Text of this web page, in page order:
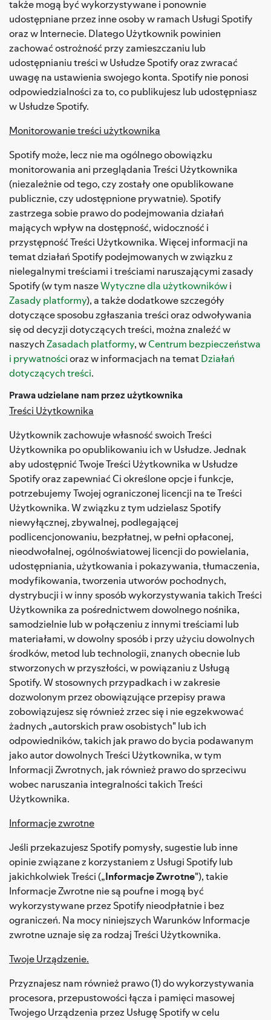
także mogą być wykorzystywane i ponownie
udostępniane przez inne osoby w ramach Usługi Spotify
oraz w Internecie. Dlatego Użytkownik powinien
zachować ostrożność przy zamieszczaniu lub
udostępnianiu treści w Usłudze Spotify oraz zwracać
uwagę na ustawienia swojego konta. Spotify nie ponosi
odpowiedzialności za to, co publikujesz lub udostępniasz
w Usłudze Spotify.
Monitorowanie treści użytkownika
Spotify może, lecz nie ma ogólnego obowiązku
monitorowania ani przeglądania Treści Użytkownika
(niezależnie od tego, czy zostały one opublikowane
publicznie, czy udostępnione prywatnie). Spotify
zastrzega sobie prawo do podejmowania działań
mających wpływ na dostępność, widoczność i
przystępność Treści Użytkownika. Więcej informacji na
temat działań Spotify podejmowanych w związku z
nielegalnymi treściami i treściami naruszającymi zasady
Spotify (w tym naszeWytyczne dla użytkownikówi
Zasady platformy), a także dodatkowe szczegóły
dotyczące sposobu zgłaszania treści oraz odwoływania
się od decyzji dotyczących treści, można znaleźć w
naszychZasadach platformy, wCentrum bezpieczeństwa
i prywatnościoraz w informacjach na tematDziałań
dotyczących treści.
Prawa udzielane nam przez użytkownika
Treści Użytkownika
Użytkownik zachowuje własność swoich Treści
Użytkownika po opublikowaniu ich w Usłudze. Jednak
aby udostępnić Twoje Treści Użytkownika w Usłudze
Spotify oraz zapewniać Ci określone opcje i funkcje,
potrzebujemy Twojej ograniczonej licencji na te Treści
Użytkownika. W związku z tym udzielasz Spotify
niewyłącznej, zbywalnej, podlegającej
podlicencjonowaniu, bezpłatnej, w pełni opłaconej,
nieodwołalnej, ogólnoświatowej licencji do powielania,
udostępniania, użytkowania i pokazywania, tłumaczenia,
modyfikowania, tworzenia utworów pochodnych,
dystrybucji i w inny sposób wykorzystywania takich Treści
Użytkownika za pośrednictwem dowolnego nośnika,
samodzielnie lub w połączeniu z innymi treściami lub
materiałami, w dowolny sposób i przy użyciu dowolnych
środków, metod lub technologii, znanych obecnie lub
stworzonych w przyszłości, w powiązaniu z Usługą
Spotify. W stosownych przypadkach i w zakresie
dozwolonym przez obowiązujące przepisy prawa
zobowiązujesz się również zrzec się i nie egzekwować
żadnych „autorskich praw osobistych" lub ich
odpowiedników, takich jak prawo do bycia podawanym
jako autor dowolnych Treści Użytkownika, w tym
Informacji Zwrotnych, jak również prawo do sprzeciwu
wobec naruszania integralności takich Treści
Użytkownika.
Informacje zwrotne
Jeśli przekazujesz Spotify pomysły, sugestie lub inne
opinie związane z korzystaniem z Usługi Spotify lub
jakichkolwiek Treści („Informacje Zwrotne"), takie
Informacje Zwrotne nie są poufne i mogą być
wykorzystywane przez Spotify nieodpłatnie i bez
ograniczeń. Na mocy niniejszych Warunków Informacje
zwrotne uznaje się za rodzaj Treści Użytkownika.
Twoje Urządzenie.
Przyznajesz nam również prawo (1) do wykorzystywania
procesora, przepustowości łącza i pamięci masowej
Twojego Urządzenia przez Usługę Spotify w celu